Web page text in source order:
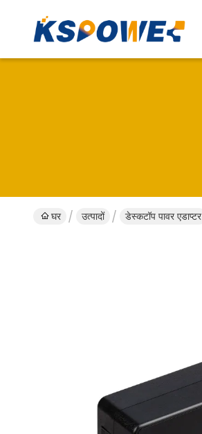
घर उत्पादों डेस्कटॉप पावर एडाप्टर